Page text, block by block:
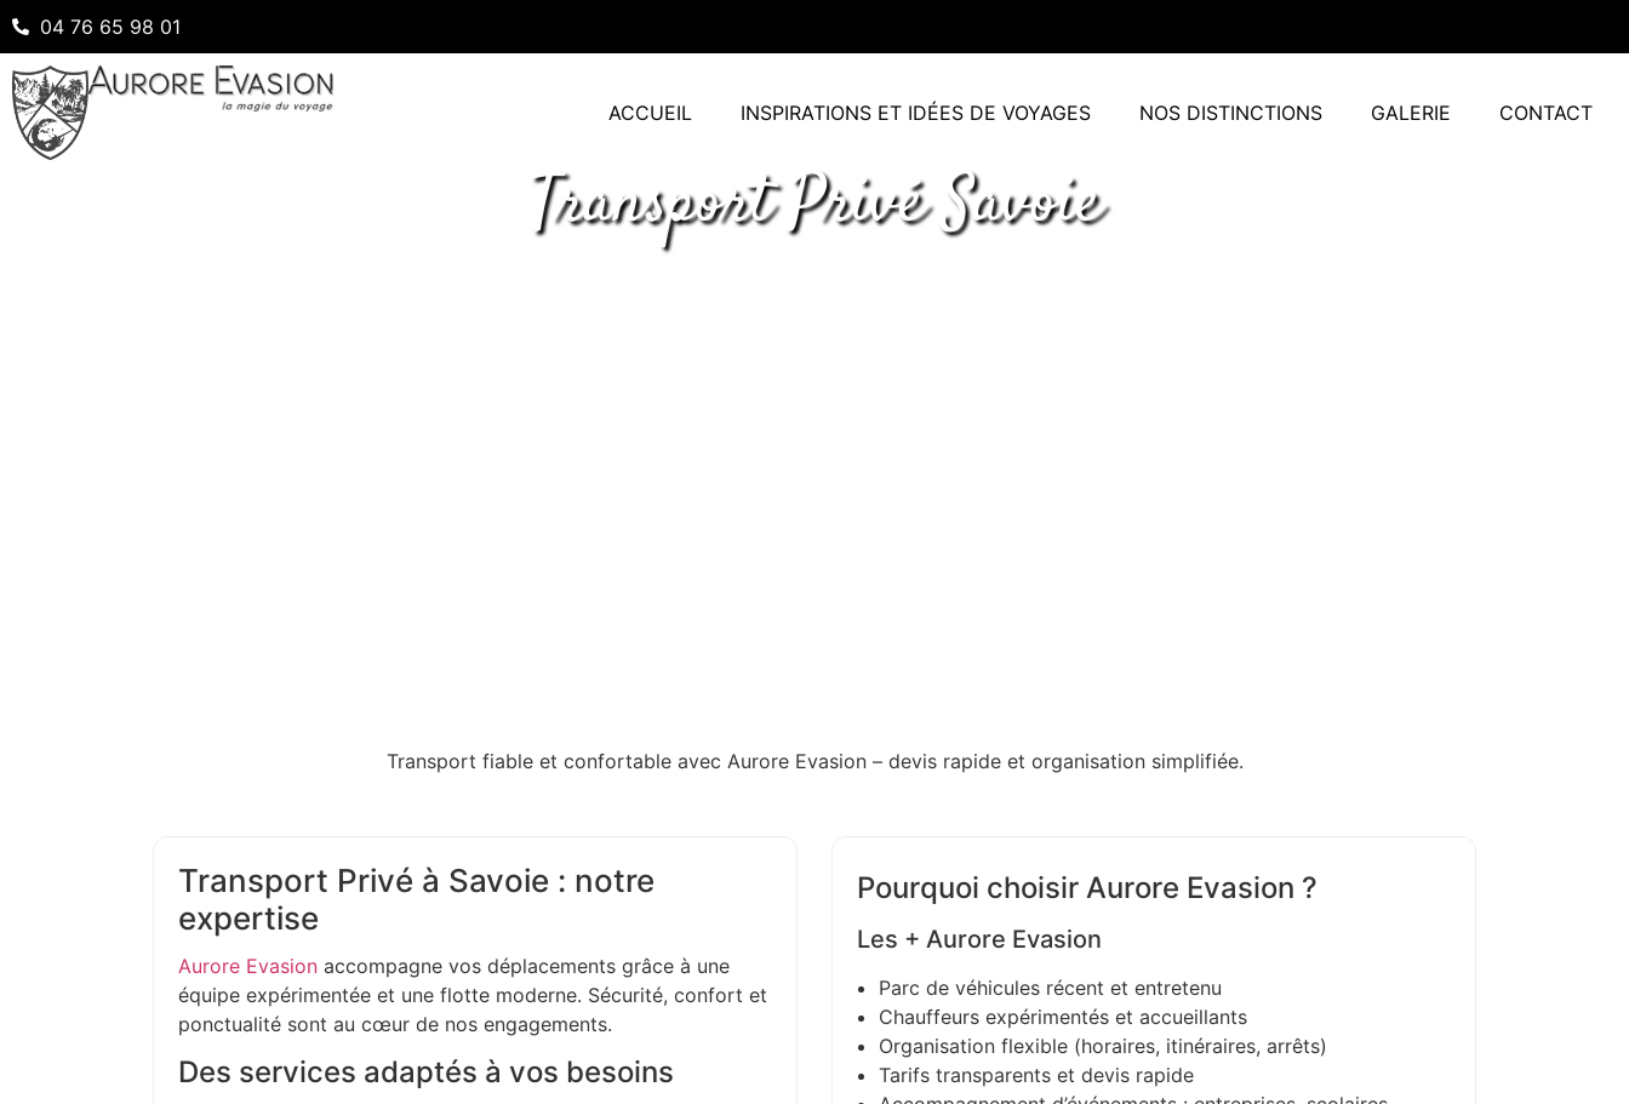
04 76 65 98 01
ACCUEIL INSPIRATIONS ET IDÉES DE VOYAGES NOS DISTINCTIONS GALERIE CONTACT
Transport Privé Savoie
Transport fiable et confortable avec Aurore Evasion – devis rapide et organisation simplifiée.
Transport Privé à Savoie : notre
expertise
Aurore Evasion accompagne vos déplacements grâce à une
équipe expérimentée et une flotte moderne. Sécurité, confort et
ponctualité sont au cœur de nos engagements.
Des services adaptés à vos besoins
Pourquoi choisir Aurore Evasion ?
Les + Aurore Evasion
Parc de véhicules récent et entretenu
Chauffeurs expérimentés et accueillants
Organisation flexible (horaires, itinéraires, arrêts)
Tarifs transparents et devis rapide